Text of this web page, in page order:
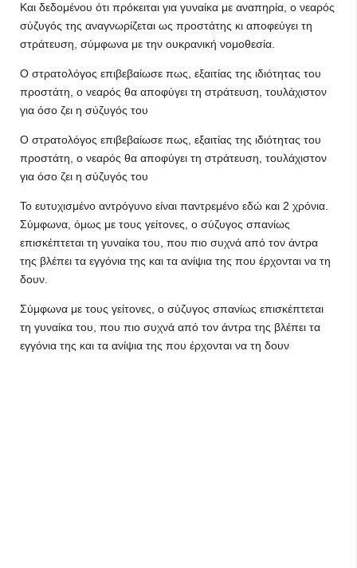
Και δεδομένου ότι πρόκειται για γυναίκα με αναπηρία, ο νεαρός
σύζυγός της αναγνωρίζεται ως προστάτης κι αποφεύγει τη
στράτευση, σύμφωνα με την ουκρανική νομοθεσία.
Ο στρατολόγος επιβεβαίωσε πως, εξαιτίας της ιδιότητας του
προστάτη, ο νεαρός θα αποφύγει τη στράτευση, τουλάχιστον
για όσο ζει η σύζυγός του
Ο στρατολόγος επιβεβαίωσε πως, εξαιτίας της ιδιότητας του
προστάτη, ο νεαρός θα αποφύγει τη στράτευση, τουλάχιστον
για όσο ζει η σύζυγός του
Το ευτυχισμένο αντρόγυνο είναι παντρεμένο εδώ και 2 χρόνια.
Σύμφωνα, όμως με τους γείτονες, ο σύζυγος σπανίως
επισκέπτεται τη γυναίκα του, που πιο συχνά από τον άντρα
της βλέπει τα εγγόνια της και τα ανίψια της που έρχονται να τη
δουν.
Σύμφωνα με τους γείτονες, ο σύζυγος σπανίως επισκέπτεται
τη γυναίκα του, που πιο συχνά από τον άντρα της βλέπει τα
εγγόνια της και τα ανίψια της που έρχονται να τη δουν